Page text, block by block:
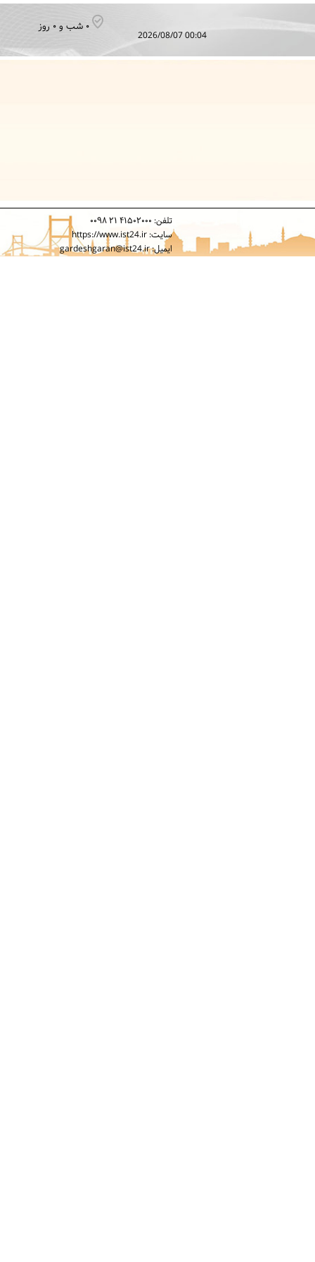
۰ شب و ۰ روز
2026/08/07 00:04
تلفن: ۴۱۵۰۲۰۰۰ ۲۱ ۰۰۹۸
سایت: https://www.ist24.ir
ایمیل: gardeshgaran@ist24.ir